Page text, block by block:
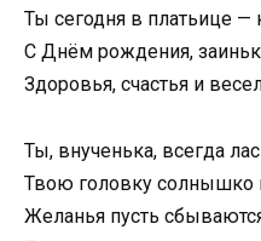
Ты сегодня в платьице —
С Днём рождения,
Здоровья, счастья и
Ты, внученька, всегда
Твою головку солнышко
Желанья пусть